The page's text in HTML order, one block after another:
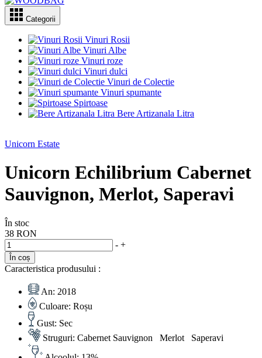
Categorii
Vinuri Rosii
Vinuri Albe
Vinuri roze
Vinuri dulci
Vinuri de Colectie
Vinuri spumante
Spirtoase
Bere Artizanala Litra
Unicorn Estate
Unicorn Echilibrium Cabernet
Sauvignon, Merlot, Saperavi
În stoc
38 RON
- +
În coș
Caracteristica produsului :
An: 2018
Culoare:Roșu
Gust: Sec
Struguri:Cabernet Sauvignon Merlot Saperavi